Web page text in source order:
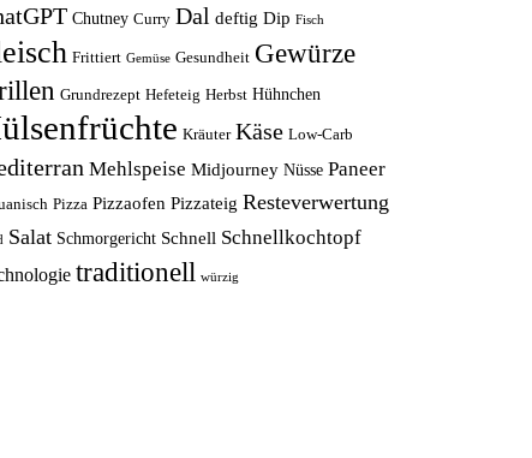
Chutney Curry Dal deftig Dip Fisch
Frittiert Gemüse Gesundheit Gewürze
Grundrezept Hefeteig Herbst Hühnchen
Kräuter Käse Low-Carb
Mehlspeise Midjourney Nüsse Paneer
Pizza Pizzaofen Pizzateig Resteverwertung
Salat Schmorgericht Schnell Schnellkochtopf
traditionell würzig